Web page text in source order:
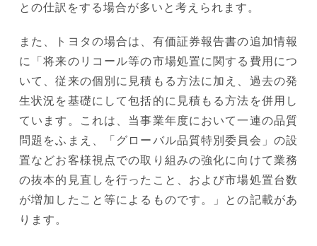
との仕訳をする場合が多いと考えられます。
また、トヨタの場合は、有価証券報告書の追加情報
に「将来のリコール等の市場処置に関する費用につ
いて、従来の個別に見積もる方法に加え、過去の発
生状況を基礎にして包括的に見積もる方法を併用し
ています。これは、当事業年度において一連の品質
問題をふまえ、「グローバル品質特別委員会」の設
置などお客様視点での取り組みの強化に向けて業務
の抜本的見直しを行ったこと、および市場処置台数
が増加したこと等によるものです。」との記載があ
ります。